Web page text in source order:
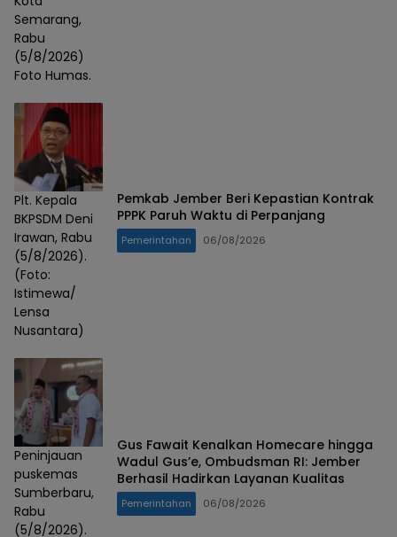
Semarang,
Rabu
(5/8/2026)
Foto Humas.
Plt. Kepala
BKPSDM Deni
Irawan, Rabu
(5/8/2026).
(Foto:
Istimewa/
Lensa
Nusantara)
Pemkab Jember Beri Kepastian Kontrak
PPPK Paruh Waktu di Perpanjang
Pemerintahan 06/08/2026
Peninjauan
puskemas
Sumberbaru,
Rabu
(5/8/2026).
Gus Fawait Kenalkan Homecare hingga
Wadul Gus’e, Ombudsman RI: Jember
Berhasil Hadirkan Layanan Kualitas
Pemerintahan 06/08/2026